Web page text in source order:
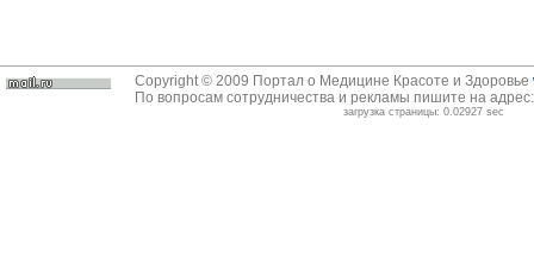
Copyright © 2009 Портал о Медицине Красоте и Здоровье
По вопросам сотрудничества и рекламы пишите на
загрузка страницы: 0.02927 sec